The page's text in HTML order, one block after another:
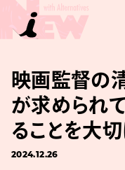
映画監督の
が求められ
ることを大
2024.12.26